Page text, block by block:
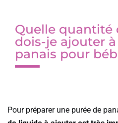
Quelle quantité
dois-je ajouter
panais pour
Pour préparer une purée de